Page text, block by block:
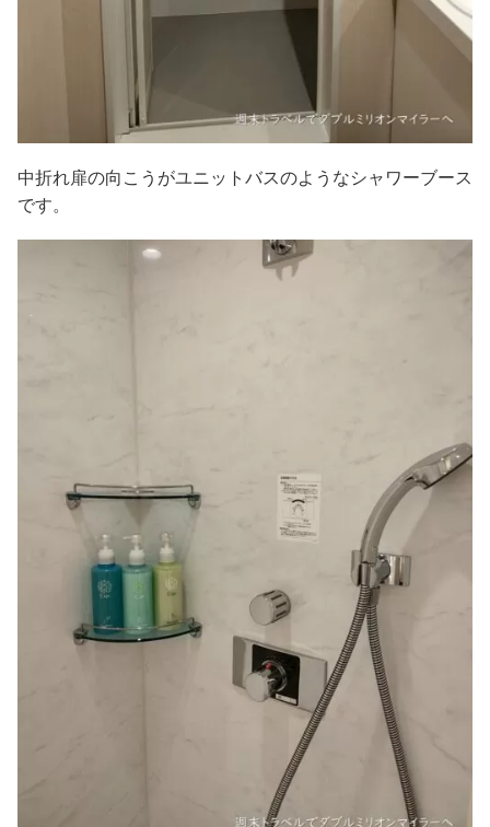
中折れ扉の向こうがユニットバスのようなシャワーブース
です。